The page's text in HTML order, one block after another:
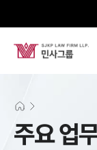
주요 업